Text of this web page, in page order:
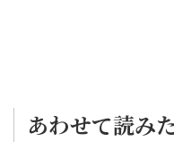
あわせて読み